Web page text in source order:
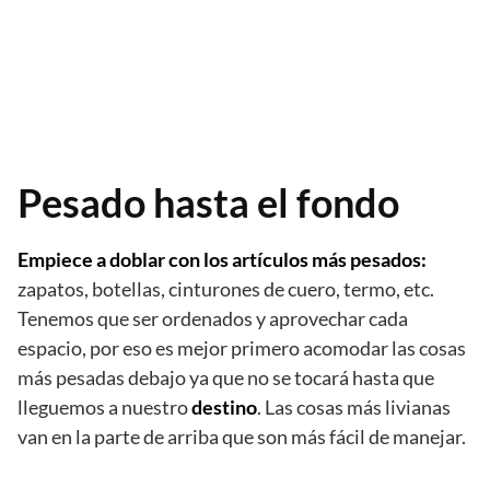
Pesado hasta el fondo
Empiece a doblar con los artículos más pesados:
zapatos, botellas, cinturones de cuero, termo, etc.
Tenemos que ser ordenados y aprovechar cada
espacio, por eso es mejor primero acomodar las cosas
más pesadas debajo ya que no se tocará hasta que
lleguemos a nuestrodestino. Las cosas más livianas
van en la parte de arriba que son más fácil de manejar.